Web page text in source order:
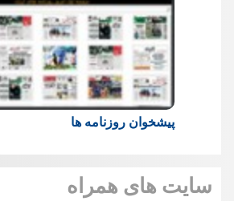
پیشخوان روزنامه ها
سایت های همراه